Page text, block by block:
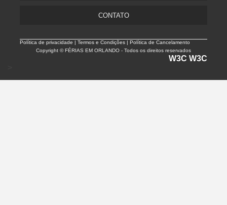
CONTATO
Política de privacidade |Termos e Condições | Política de Cancelamento
Copyright © FÉRIAS EM ORLANDO - Todos os direitos reservados
W3C W3C